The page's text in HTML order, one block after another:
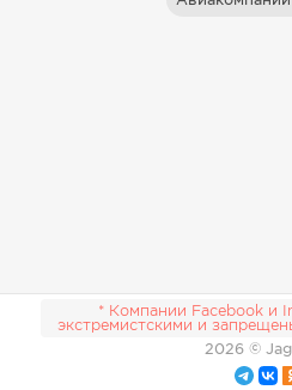
* Компании Facebook и
экстремистскими и
2026 ©